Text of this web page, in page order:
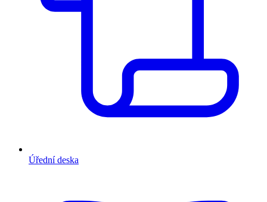
Úřední deska